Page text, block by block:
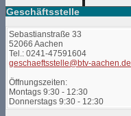
Geschäftsstelle
Sebastianstraße 33
52066 Aachen
Tel.: 0241-47591604
geschaeftsstelle@btv-aachen.de
Öffnungszeiten:
Montags 9:30 - 12:30
Donnerstags 9:30 - 12:30